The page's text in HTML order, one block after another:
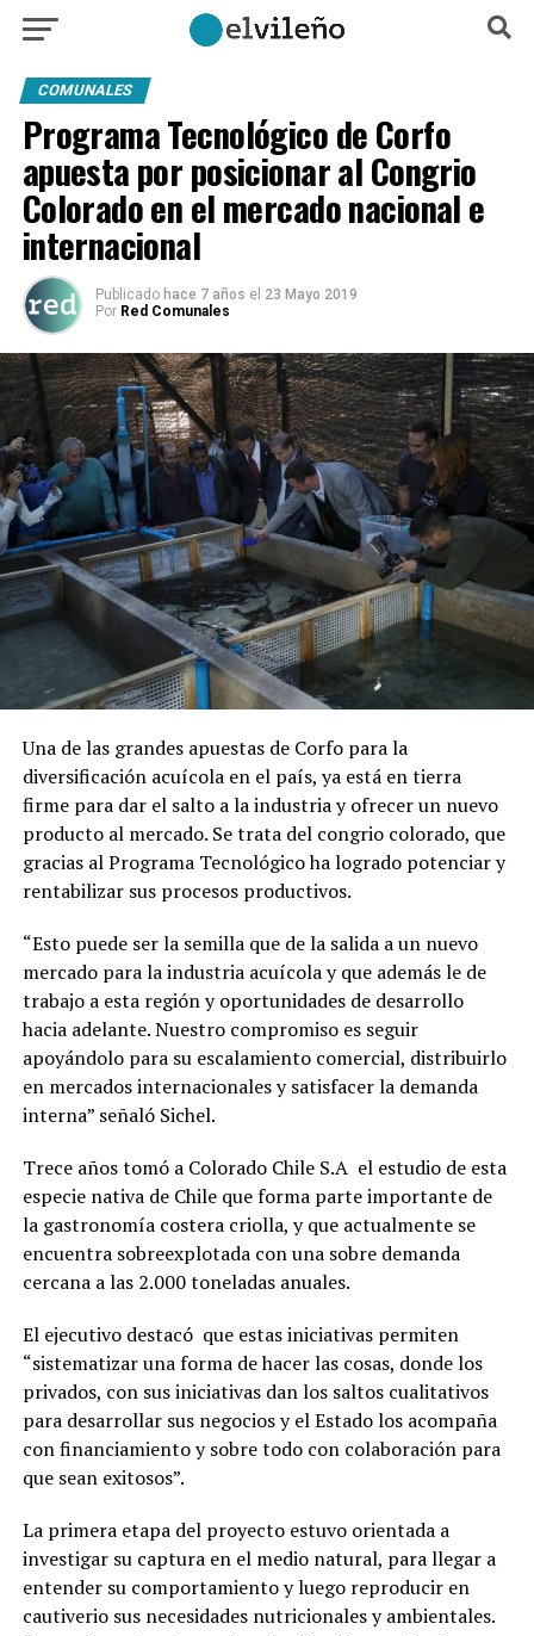
COMUNALES
Programa Tecnológico de Corfo
apuesta por posicionar al Congrio
Colorado en el mercado nacional e
internacional
Publicado hace 7 años el 23 Mayo 2019
Por Red Comunales
Una de las grandes apuestas de Corfo para la
diversificación acuícola en el país, ya está en tierra
firme para dar el salto a la industria y ofrecer un nuevo
producto al mercado. Se trata del congrio colorado, que
gracias al Programa Tecnológico ha logrado potenciar y
rentabilizar sus procesos productivos.
“Esto puede ser la semilla que de la salida a un nuevo
mercado para la industria acuícola y que además le de
trabajo a esta región y oportunidades de desarrollo
hacia adelante. Nuestro compromiso es seguir
apoyándolo para su escalamiento comercial, distribuirlo
en mercados internacionales y satisfacer la demanda
interna” señaló Sichel.
Trece años tomó a Colorado Chile S.A el estudio de esta
especie nativa de Chile que forma parte importante de
la gastronomía costera criolla, y que actualmente se
encuentra sobreexplotada con una sobre demanda
cercana a las 2.000 toneladas anuales.
El ejecutivo destacó que estas iniciativas permiten
“sistematizar una forma de hacer las cosas, donde los
privados, con sus iniciativas dan los saltos cualitativos
para desarrollar sus negocios y el Estado los acompaña
con financiamiento y sobre todo con colaboración para
que sean exitosos”.
La primera etapa del proyecto estuvo orientada a
investigar su captura en el medio natural, para llegar a
entender su comportamiento y luego reproducir en
cautiverio sus necesidades nutricionales y ambientales.